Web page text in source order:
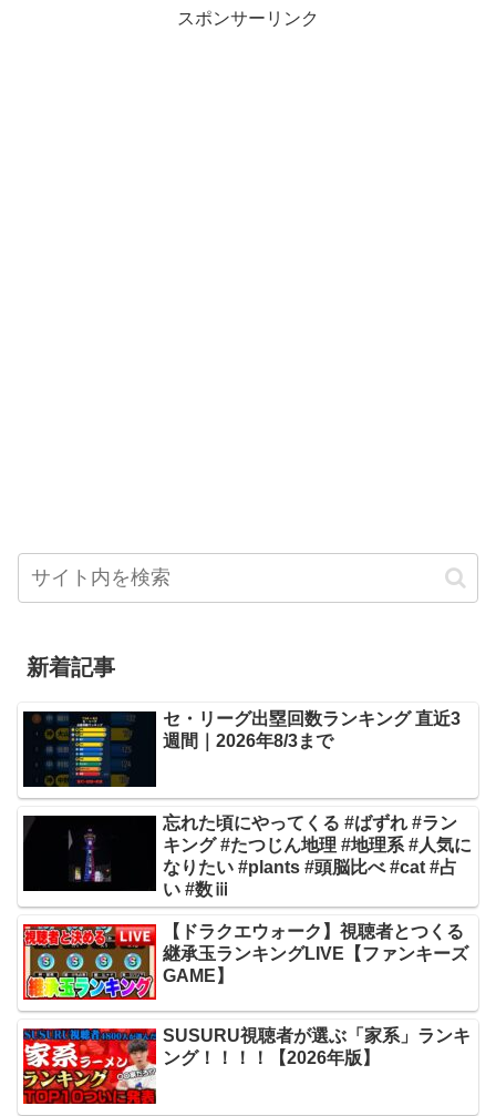
スポンサーリンク
新着記事
セ・リーグ出塁回数ランキング 直近3
週間｜2026年8/3まで
忘れた頃にやってくる #ばずれ #ラン
キング #たつじん地理 #地理系 #人気に
なりたい #plants #頭脳比べ #cat #占
い #数ⅲ
【ドラクエウォーク】視聴者とつくる
継承玉ランキングLIVE【ファンキーズ
GAME】
SUSURU視聴者が選ぶ「家系」ランキ
ング！！！！【2026年版】